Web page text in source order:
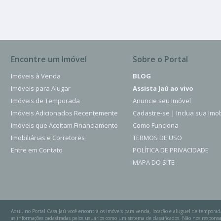
Encontre um Imóvel
Imóveis à Venda
Imóveis para Alugar
Imóveis de Temporada
Imóveis Adicionados Recentemente
Imóveis que Aceitam Financiamento
Imobiliárias e Corretores
Entre em Contato
Sobre o Portal
BLOG
Assista Jaú ao vivo
Anuncie seu Imóvel
Cadastre-se | Inclua sua
Como Funciona
TERMOS DE USO
POLÍTICA DE PRIVACIDADE
MAPA DO SITE
Aqui, no Portal Casa Jaú você encontra os imóveis para venda, locação e aluguel de
as informações cadastradas pelos usuários como um sistema de classificados. Não nos